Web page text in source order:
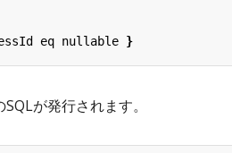
eq nullable }
が発行されます。